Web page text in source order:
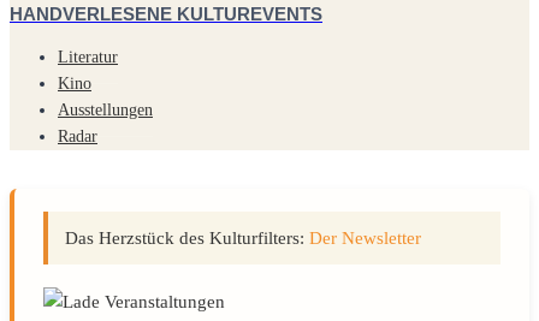
HANDVERLESENE KULTUREVENTS
Literatur
Kino
Ausstellungen
Radar
Das Herzstück des Kulturfilters: Der Newsletter